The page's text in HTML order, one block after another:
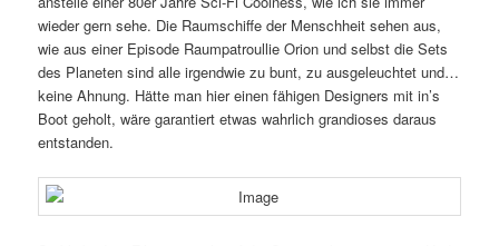
wieder gern sehe. Die Raumschiffe der Menschheit sehen aus,
wie aus einer Episode Raumpatroullie Orion und selbst die Sets
des Planeten sind alle irgendwie zu bunt, zu ausgeleuchtet und…
keine Ahnung. Hätte man hier einen fähigen Designers mit in’s
Boot geholt, wäre garantiert etwas wahrlich grandioses daraus
entstanden.